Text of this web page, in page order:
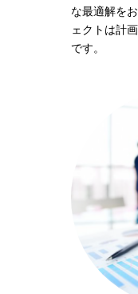
な最適解を
ェクトは計
です。